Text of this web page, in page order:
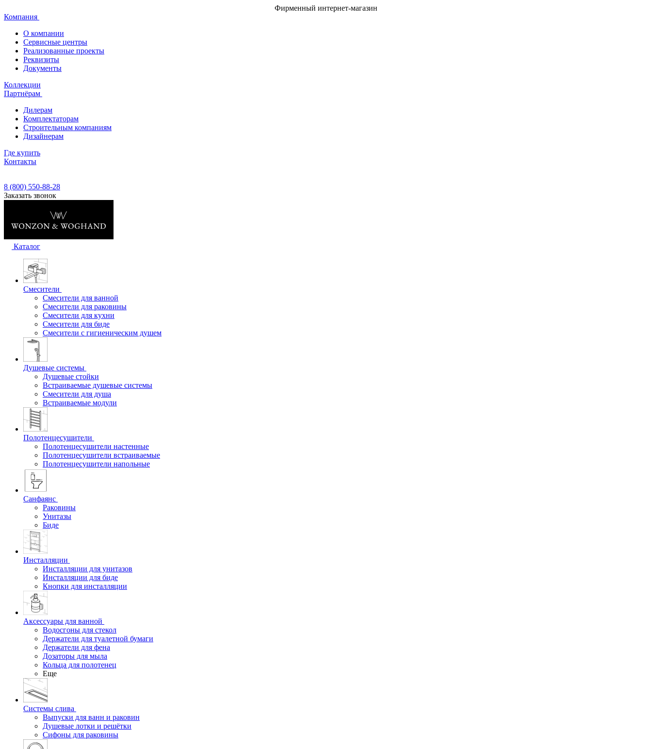
Фирменный интернет-магазин
Компания
О компании
Сервисные центры
Реализованные проекты
Реквизиты
Документы
Коллекции
Партнёрам
Дилерам
Комплектаторам
Строительным компаниям
Дизайнерам
Где купить
Контакты
8 (800) 550-88-28
Заказать звонок
Каталог
Смесители
Смесители для ванной
Смесители для раковины
Смесители для кухни
Смесители для биде
Смесители с гигиеническим душем
Душевые системы
Душевые стойки
Встраиваемые душевые системы
Смесители для душа
Встраиваемые модули
Полотенцесушители
Полотенцесушители настенные
Полотенцесушители встраиваемые
Полотенцесушители напольные
Санфаянс
Раковины
Унитазы
Биде
Инсталляции
Инсталляции для унитазов
Инсталляции для биде
Кнопки для инсталляции
Аксессуары для ванной
Водосгоны для стекол
Держатели для туалетной бумаги
Держатели для фена
Дозаторы для мыла
Кольца для полотенец
Еще
Системы слива
Выпуски для ванн и раковин
Душевые лотки и решётки
Сифоны для раковины